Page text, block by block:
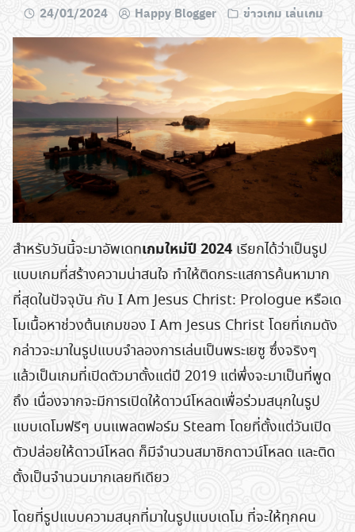
24/01/2024 Happy Blogger ข่าวเกม เล่นเกม
สำหรับวันนี้จะมาอัพเดทเกมใหม่ปี 2024 เรียกได้ว่าเป็นรูป
แบบเกมที่สร้างความน่าสนใจ ทำให้ติดกระแสการค้นหามาก
ที่สุดในปัจจุบัน กับ I Am Jesus Christ: Prologue หรือเด
โมเนื้อหาช่วงต้นเกมของ I Am Jesus Christ โดยที่เกมดัง
กล่าวจะมาในรูปแบบจำลองการเล่นเป็นพระเยซู ซึ่งจริงๆ
แล้วเป็นเกมที่เปิดตัวมาตั้งแต่ปี 2019 แต่พึ่งจะมาเป็นที่พูด
ถึง เนื่องจากจะมีการเปิดให้ดาวน์โหลดเพื่อร่วมสนุกในรูป
แบบเดโมฟรีๆ บนแพลตฟอร์ม Steam โดยที่ตั้งแต่วันเปิด
ตัวปล่อยให้ดาวน์โหลด ก็มีจำนวนสมาชิกดาวน์โหลด และติด
ตั้งเป็นจำนวนมากเลยทีเดียว
โดยที่รูปแบบความสนุกที่มาในรูปแบบเดโม ที่จะให้ทุกคน